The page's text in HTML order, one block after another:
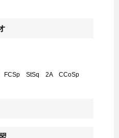
FCSp StSq 2A CCoSp